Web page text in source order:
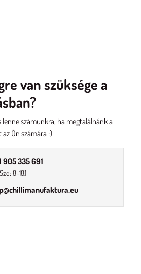
van szüksége a
számunkra, ha megtalálnánk a
Ön számára :)
905 335 691
8–18)